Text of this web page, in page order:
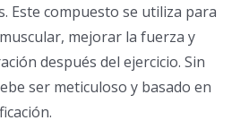
Este compuesto se utiliza para
mejorar la fuerza y
después del ejercicio. Sin
ser meticuloso y basado en